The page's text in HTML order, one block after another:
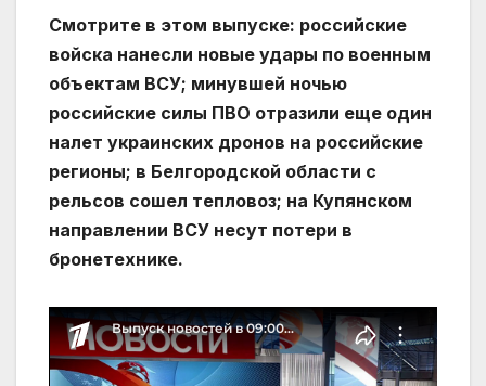
Смотрите в этом выпуске: российские
войска нанесли новые удары по военным
объектам ВСУ; минувшей ночью
российские силы ПВО отразили еще один
налет украинских дронов на российские
регионы; в Белгородской области с
рельсов сошел тепловоз; на Купянском
направлении ВСУ несут потери в
бронетехнике.